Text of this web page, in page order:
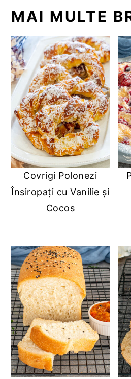
MAI MULTE
Covrigi Polonezi
Însiropați cu Vanilie și
Cocos